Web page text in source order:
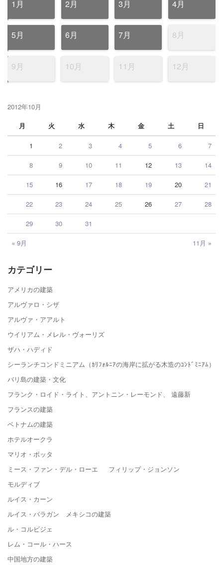
1月 2月 3月 4月
5月 6月 7月 8月
9月 10月 11月 12月
2012年10月
月
火 水 木 金 土 日
« 9月 11月 »
1 2 3 4 5 6 7
8 9 10 11 12 13 14
15 16 17 18 19 20 21
22 23 24 25 26 27 28
29 30 31
カテゴリー
アメリカの建築
アルヴァロ・シザ
アルヴァ・アアルト
ウイリアム・メレル・ヴォーリズ
ザハ・ハディド
シーランチコンドミニアム（ｶﾘﾌｫﾙﾆｱの海岸に拡がる木造のｺﾝﾄﾞﾐﾆｱﾑ）
バリ島の建築・文化
フランク・ロイド・ライト、アントニン・レーモンド、 遠藤新
フランスの建築
ベトナムの建築
ホテルオークラ
マリオ・ボッタ
ミース・ファン・デル・ローエ フィリップ・ジョンソン
モルディブ
ルイス・カーン
ルイス・バラガン メキシコの建築
ル・コルビジェ
レム・コール・ハース
中国地方の建築